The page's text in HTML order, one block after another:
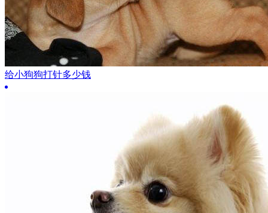
给小狗狗打针多少钱